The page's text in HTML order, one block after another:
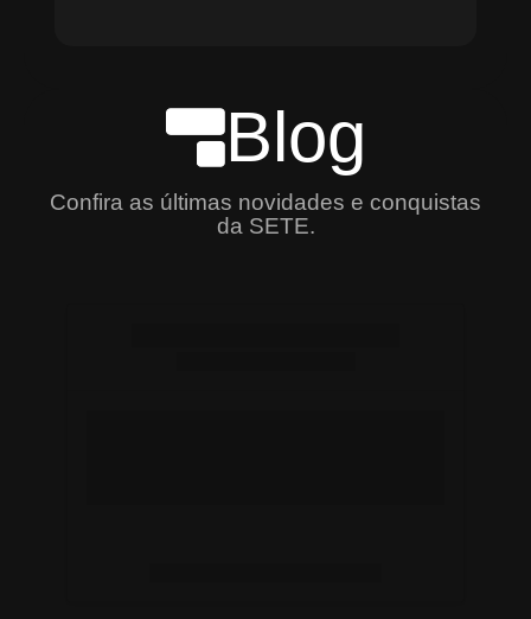
Blog
Confira as últimas novidades e conquistas
da SETE.